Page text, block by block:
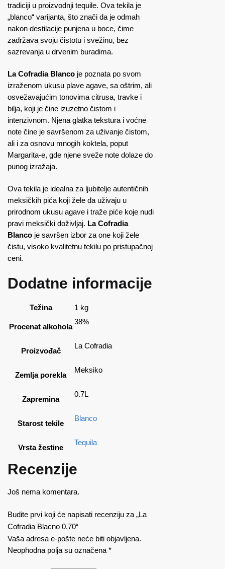
tradiciji u proizvodnji tequile. Ova tekila je
„blanco“ varijanta, što znači da je odmah
nakon destilacije punjena u boce, čime
zadržava svoju čistotu i svežinu, bez
sazrevanja u drvenim buradima.
La Cofradia Blanco je poznata po svom
izraženom ukusu plave agave, sa oštrim, ali
osvežavajućim tonovima citrusa, travke i
bilja, koji je čine izuzetno čistom i
intenzivnom. Njena glatka tekstura i voćne
note čine je savršenom za uživanje čistom,
ali i za osnovu mnogih koktela, poput
Margarita-e, gde njene sveže note dolaze do
punog izražaja.
Ova tekila je idealna za ljubitelje autentičnih
meksičkih pića koji žele da uživaju u
prirodnom ukusu agave i traže piće koje nudi
pravi meksički doživljaj. La Cofradia
Blanco je savršen izbor za one koji žele
čistu, visoko kvalitetnu tekilu po pristupačnoj
ceni.
Dodatne informacije
Težina 1 kg
Procenat alkohola
38%
Proizvođač
La Cofradia
Zemlja porekla
Meksiko
Zapremina
0.7L
Starost tekile
Blanco
Vrsta žestine
Tequila
Recenzije
Još nema komentara.
Budite prvi koji će napisati recenziju za „La
Cofradia Blacno 0.70“
Vaša adresa e-pošte neće biti objavljena.
Neophodna polja su označena *